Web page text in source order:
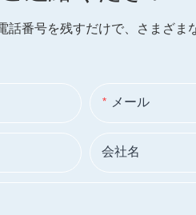
番号を残すだけで、さまざま
メール
会社名